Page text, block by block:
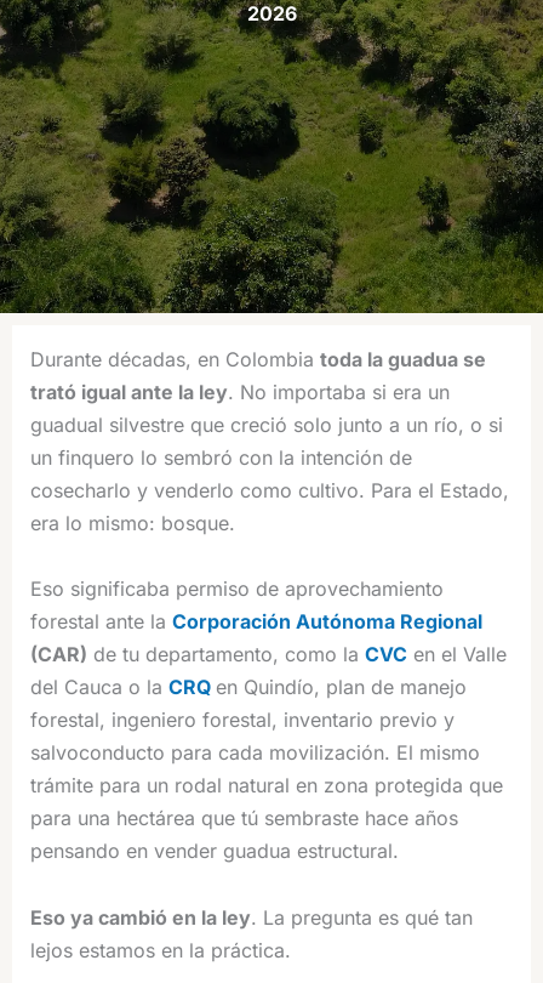
2026
Durante décadas, en Colombia toda la guadua se
trató igual ante la ley. No importaba si era un
guadual silvestre que creció solo junto a un río, o si
un finquero lo sembró con la intención de
cosecharlo y venderlo como cultivo. Para el Estado,
era lo mismo: bosque.
Eso significaba permiso de aprovechamiento
forestal ante la Corporación Autónoma Regional
(CAR) de tu departamento, como la CVC en el Valle
del Cauca o la CRQ en Quindío, plan de manejo
forestal, ingeniero forestal, inventario previo y
salvoconducto para cada movilización. El mismo
trámite para un rodal natural en zona protegida que
para una hectárea que tú sembraste hace años
pensando en vender guadua estructural.
Eso ya cambió en la ley. La pregunta es qué tan
lejos estamos en la práctica.